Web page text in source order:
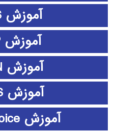
آموزش EDIUS
آموزش EMTP
آموزش ePLAN
آموزش ETABS
آموزش expert choice